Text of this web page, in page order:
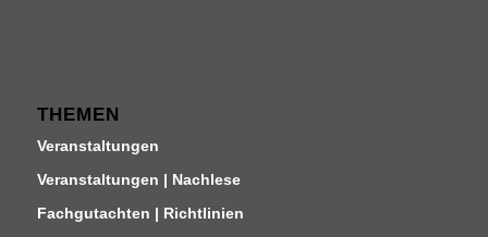
THEMEN
Veranstaltungen
Veranstaltungen | Nachlese
Fachgutachten | Richtlinien